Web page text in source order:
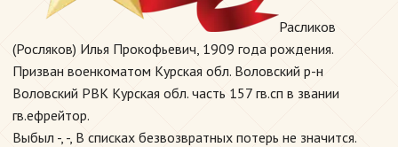
Расликов
(Росляков) Илья Прокофьевич, 1909 года рождения.
Призван военкоматом Курская обл. Воловский р-н
Воловский РВК Курская обл. часть 157 гв.сп в звании
гв.ефрейтор.
Выбыл -, -, В списках безвозвратных потерь не значится.